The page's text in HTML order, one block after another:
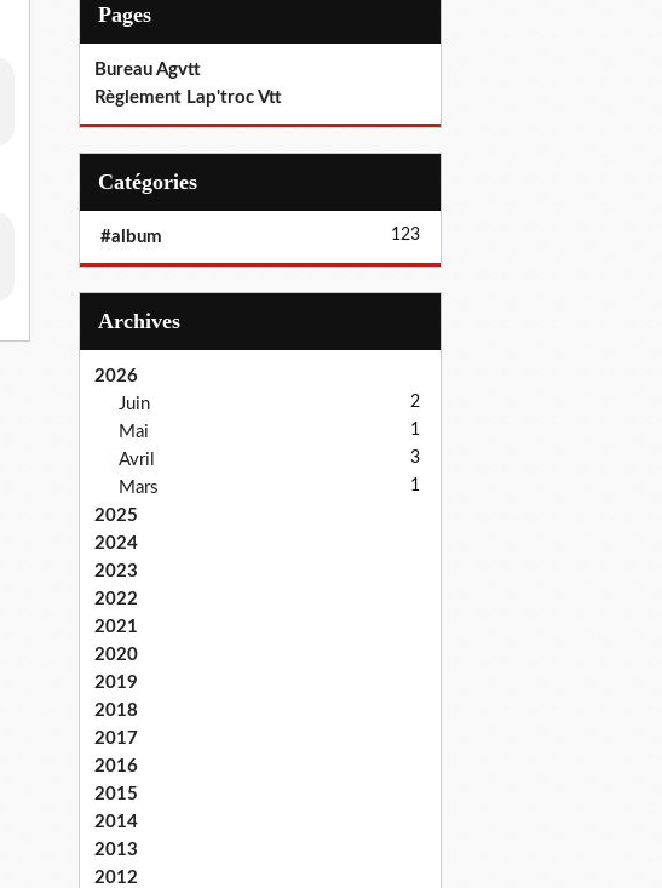
Pages
Bureau Agvtt
Règlement Lap'troc Vtt
Catégories
#album 123
Archives
2026
Juin
2
Mai 1
Avril 3
Mars 1
2025
2024
2023
2022
2021
2020
2019
2018
2017
2016
2015
2014
2013
2012